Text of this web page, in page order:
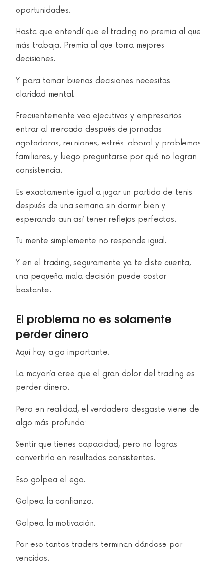
oportunidades.
Hasta que entendí que el trading no premia al que
más trabaja. Premia al que toma mejores
decisiones.
Y para tomar buenas decisiones necesitas
claridad mental.
Frecuentemente veo ejecutivos y empresarios
entrar al mercado después de jornadas
agotadoras, reuniones, estrés laboral y problemas
familiares, y luego preguntarse por qué no logran
consistencia.
Es exactamente igual a jugar un partido de tenis
después de una semana sin dormir bien y
esperando aun así tener reflejos perfectos.
Tu mente simplemente no responde igual.
Y en el trading, seguramente ya te diste cuenta,
una pequeña mala decisión puede costar
bastante.
El problema no es solamente
perder dinero
Aquí hay algo importante.
La mayoría cree que el gran dolor del trading es
perder dinero.
Pero en realidad, el verdadero desgaste viene de
algo más profundo:
Sentir que tienes capacidad, pero no logras
convertirla en resultados consistentes.
Eso golpea el ego.
Golpea la confianza.
Golpea la motivación.
Por eso tantos traders terminan dándose por
vencidos.